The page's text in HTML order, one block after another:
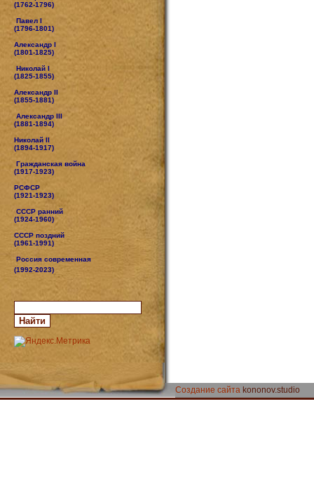
(1762-1796)
Павел I
(1796-1801)
Александр I
(1801-1825)
Николай I
(1825-1855)
Александр II
(1855-1881)
Александр III
(1881-1894)
Николай II
(1894-1917)
Гражданская война
(1917-1923)
РСФСР
(1921-1923)
СССР ранний
(1924-1960)
СССР поздний
(1961-1991)
Россия современная
(1992-2023)
Создание сайта kononov.studio